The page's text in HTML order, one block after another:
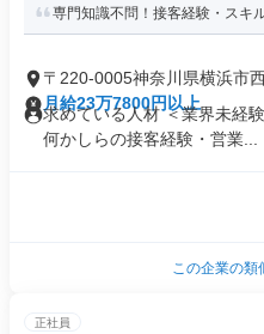
専門知識不問！接客経験・スキ
〒220-0005神奈川県横浜市
月給23万7800円以上
求めている人材 ＜業界未経
何かしらの接客経験・営業...
この企業の類
正社員